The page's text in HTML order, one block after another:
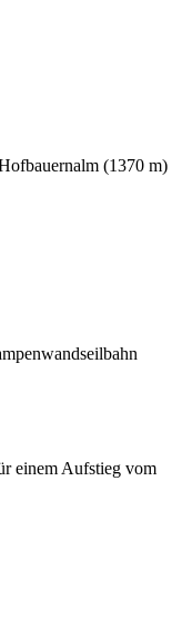
(1370 m)
einem Aufstieg vom